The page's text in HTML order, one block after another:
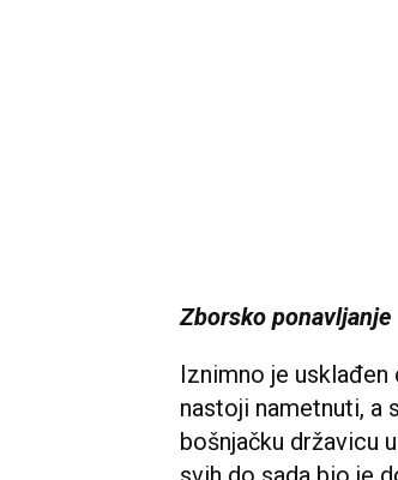
Zborsko ponavljanje
Iznimno je
nastoji nametnuti, a
bošnjačku državicu